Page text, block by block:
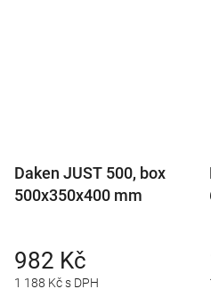
Daken JUST 500, box
500x350x400 mm
1 188 Kč s DPH
982 Kč